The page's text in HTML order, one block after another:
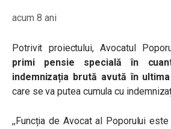
acum 8 ani
Potrivit proiectului, Avocatul
primi pensie specială în
indemnizația brută avută în
care se va putea cumula cu
,,Funcția de Avocat al Poporului